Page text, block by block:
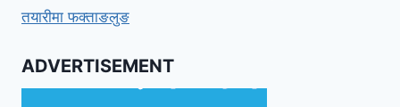
तयारीमा फक्ताङलुङ
ADVERTISEMENT